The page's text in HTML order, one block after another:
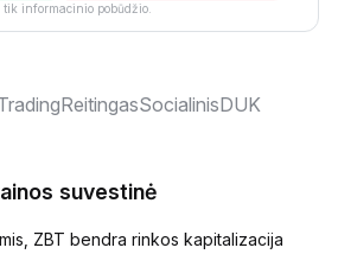
informacinio pobūdžio.
ReitingasSocialinisDUK
suvestinė
ZBT bendra rinkos kapitalizacija